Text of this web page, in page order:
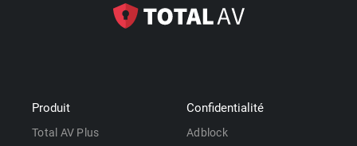
Produit
Total AV Plus
Confidentialité
Adblock